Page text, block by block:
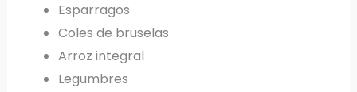
Esparragos
Coles de bruselas
Arroz integral
Legumbres